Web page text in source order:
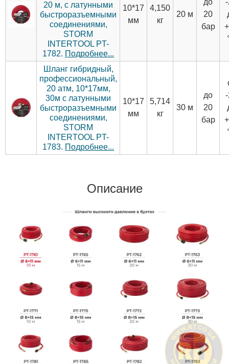
20 м, с латунными
быстроразъемными
соединениями,
STORM
INTERTOOL PT-
1782. Подробнее...
10*17
мм
4,150
кг
20 м
20
бар
Шланг гибридный,
профессиональный,
20 атм, 10*17мм,
30м с латунными
быстроразъемными
соединениями,
STORM
INTERTOOL PT-
1783. Подробнее...
10*17
мм
5,714
кг
30 м
до
20
бар
Описание